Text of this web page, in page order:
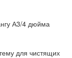
А3/4 дюйма
для чистящих